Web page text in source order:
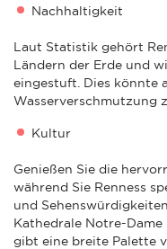
Nachhaltigkeit
Laut Statistik gehört
Ländern der Erde und
eingestuft. Dies könnte
Wasserverschmutzung
Kultur
Genießen Sie die
während Sie Renness
und
Kathedrale Notre-
gibt eine breite Palette